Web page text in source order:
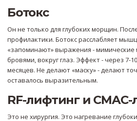
Ботокс
Он не только для глубоких морщин.
профилактики. Ботокс расслабляет
«запоминают» выражения -
бровями, вокруг глаз. Эффект - через 7-
месяцев. Не делают «маску» - делают
оставалось выразительным.
RF-лифтинг и СМАС-
Это не хирургия. Это нагревание